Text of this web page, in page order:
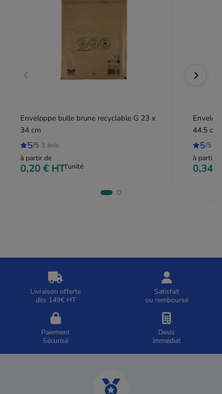
Enveloppe bulle brune recyclable G 23 x
34 cm
5/5 3 avis
à partir de
0,20 € HTl'unité
44.5 cm
5/5
à partir
0,34 €
Livraison offerte
dès 149€ HT
Satisfait
ou remboursé
Paiement
Sécurisé
Devis
immédiat